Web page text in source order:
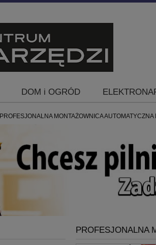
DOM i OGRÓD
PROFESJONALNA MONTAŻOWNICA
PROFESJONALNA